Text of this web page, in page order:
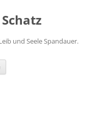
und Seele Spandauer.